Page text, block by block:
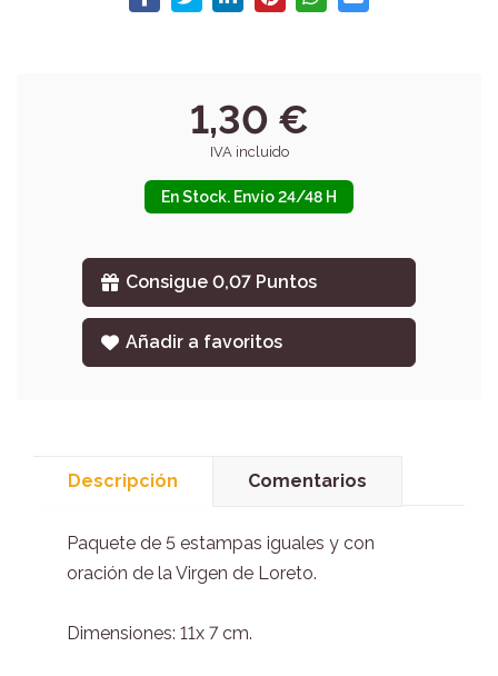
1,30 €
IVA incluido
En Stock. Envío 24/48 H
Consigue 0,07 Puntos
Añadir a favoritos
Descripción Comentarios
Paquete de 5 estampas iguales y con
oración de la Virgen de Loreto.
Dimensiones: 11x 7 cm.